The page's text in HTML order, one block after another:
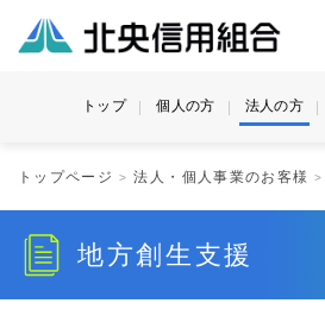
トップ 個人の方 法人の方
トップページ 法人・個人事業のお客様
地方創生支援